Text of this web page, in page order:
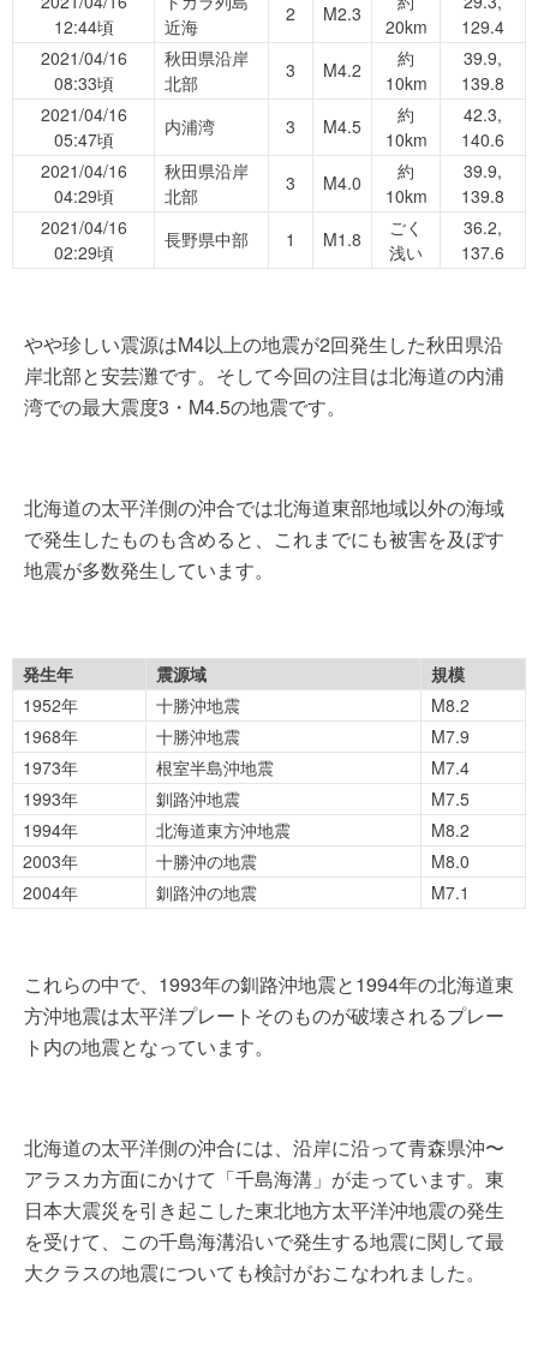
12:44頃
近海
2 M2.3
20km
129.4
2021/04/16
08:33頃
秋田県沿岸
北部
3 M4.2
約
10km
39.9,
139.8
2021/04/16
05:47頃
内浦湾 3 M4.5
約
10km
42.3,
140.6
2021/04/16
04:29頃
秋田県沿岸
北部
3 M4.0
約
10km
39.9,
139.8
2021/04/16
02:29頃
長野県中部 1 M1.8
ごく
浅い
36.2,
137.6
やや珍しい震源はM4以上の地震が2回発生した秋田県沿
岸北部と安芸灘です。そして今回の注目は北海道の内浦
湾での最大震度3・M4.5の地震です。
北海道の太平洋側の沖合では北海道東部地域以外の海域
で発生したものも含めると、これまでにも被害を及ぼす
地震が多数発生しています。
発生年 震源域
規模
1952年
十勝沖地震
M8.2
1968年
十勝沖地震
M7.9
1973年
根室半島沖地震
M7.4
1993年
釧路沖地震
M7.5
1994年
北海道東方沖地震
M8.2
2003年
十勝沖の地震
M8.0
2004年
釧路沖の地震 M7.1
これらの中で、1993年の釧路沖地震と1994年の北海道東
方沖地震は太平洋プレートそのものが破壊されるプレー
ト内の地震となっています。
北海道の太平洋側の沖合には、沿岸に沿って青森県沖〜
アラスカ方面にかけて「千島海溝」が走っています。東
日本大震災を引き起こした東北地方太平洋沖地震の発生
を受けて、この千島海溝沿いで発生する地震に関して最
大クラスの地震についても検討がおこなわれました。